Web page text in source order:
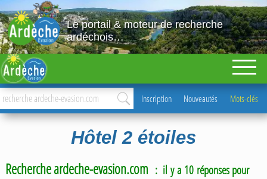
Le portail & moteur de recherche
ardéchois…
Inscription Nouveautés Mots-clés
Hôtel 2 étoiles
Recherche ardeche-evasion.com : il y a 10 réponses pour